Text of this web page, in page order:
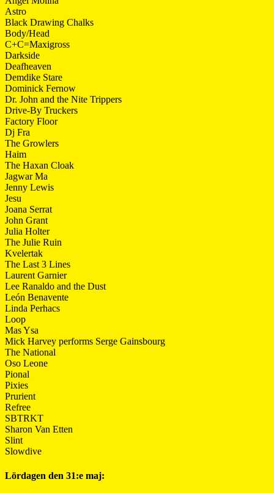
Astro
Black Drawing Chalks
Body/Head
C+C=Maxigross
Darkside
Deafheaven
Demdike Stare
Dominick Fernow
Dr. John and the Nite Trippers
Drive-By Truckers
Factory Floor
Dj Fra
The Growlers
Haim
The Haxan Cloak
Jagwar Ma
Jenny Lewis
Jesu
Joana Serrat
John Grant
Julia Holter
The Julie Ruin
Kvelertak
The Last 3 Lines
Laurent Garnier
Lee Ranaldo and the Dust
León Benavente
Linda Perhacs
Loop
Mas Ysa
Mick Harvey performs Serge Gainsbourg
The National
Oso Leone
Pional
Pixies
Prurient
Refree
SBTRKT
Sharon Van Etten
Slint
Slowdive
Lördagen den 31:e maj: